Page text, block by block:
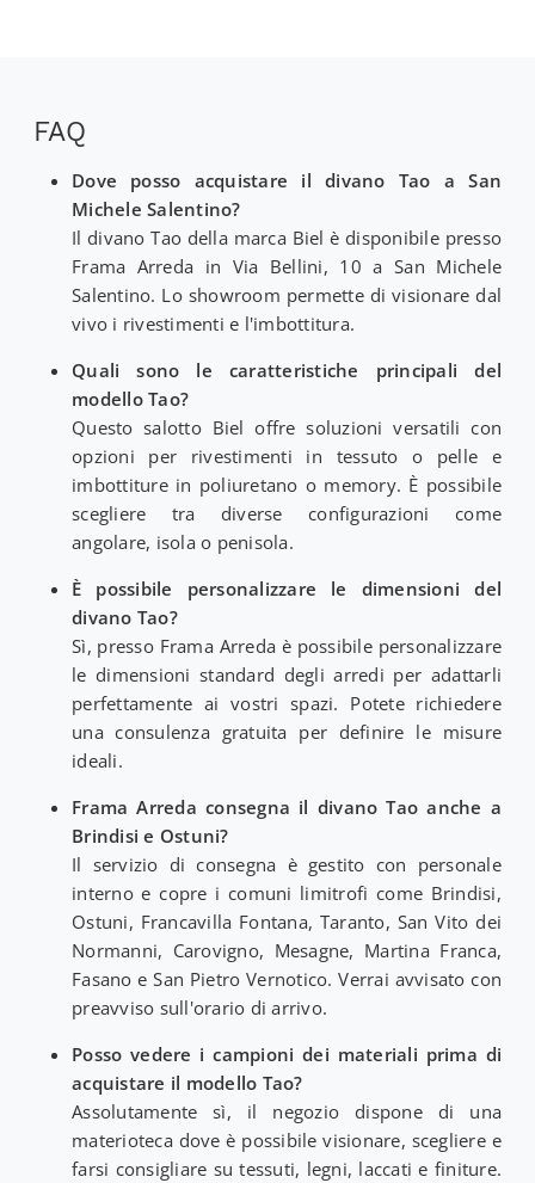
FAQ
Dove posso acquistare il divano Tao a San
Michele Salentino?
Il divano Tao della marca Biel è disponibile presso
Frama Arreda in Via Bellini, 10 a San Michele
Salentino. Lo showroom permette di visionare dal
vivo i rivestimenti e l'imbottitura.
Quali sono le caratteristiche principali del
modello Tao?
Questo salotto Biel offre soluzioni versatili con
opzioni per rivestimenti in tessuto o pelle e
imbottiture in poliuretano o memory. È possibile
scegliere tra diverse configurazioni come
angolare, isola o penisola.
È possibile personalizzare le dimensioni del
divano Tao?
Sì, presso Frama Arreda è possibile personalizzare
le dimensioni standard degli arredi per adattarli
perfettamente ai vostri spazi. Potete richiedere
una consulenza gratuita per definire le misure
ideali.
Frama Arreda consegna il divano Tao anche a
Brindisi e Ostuni?
Il servizio di consegna è gestito con personale
interno e copre i comuni limitrofi come Brindisi,
Ostuni, Francavilla Fontana, Taranto, San Vito dei
Normanni, Carovigno, Mesagne, Martina Franca,
Fasano e San Pietro Vernotico. Verrai avvisato con
preavviso sull'orario di arrivo.
Posso vedere i campioni dei materiali prima di
acquistare il modello Tao?
Assolutamente sì, il negozio dispone di una
materioteca dove è possibile visionare, scegliere e
farsi consigliare su tessuti, legni, laccati e finiture.